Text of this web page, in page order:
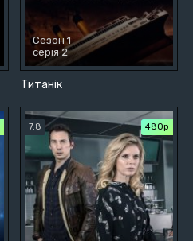
Титанік
Сезон 1
серія 2
7.8 480р